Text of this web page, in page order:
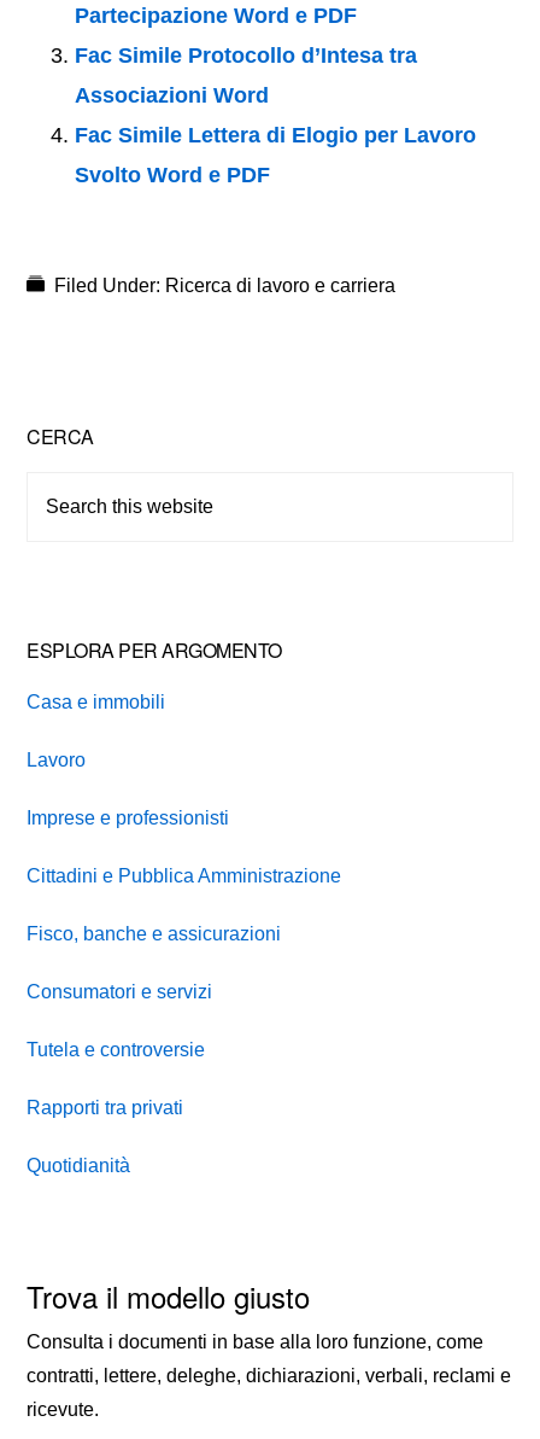
Partecipazione Word e PDF
Fac Simile Protocollo d’Intesa tra
Associazioni Word
Fac Simile Lettera di Elogio per Lavoro
Svolto Word e PDF
Filed Under: Ricerca di lavoro e carriera
Primary
Sidebar
CERCA
ESPLORA PER ARGOMENTO
Casa e immobili
Lavoro
Imprese e professionisti
Cittadini e Pubblica Amministrazione
Fisco, banche e assicurazioni
Consumatori e servizi
Tutela e controversie
Rapporti tra privati
Quotidianità
Trova il modello giusto
Consulta i documenti in base alla loro funzione, come
contratti, lettere, deleghe, dichiarazioni, verbali, reclami e
ricevute.